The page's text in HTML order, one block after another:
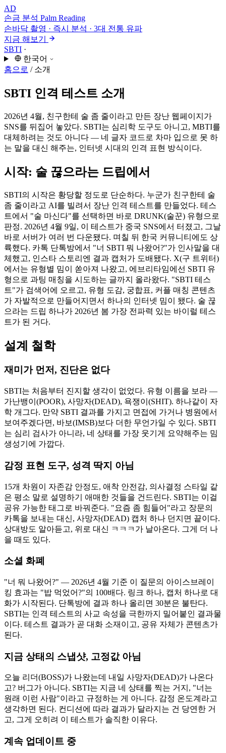
AD
손금 분석 Palm Reading
손바닥 촬영 · 즉시 분석 · 3대 전통 유파
지금 해보기
SBTI ·
한국어
홈으로 / 소개
SBTI 인격 테스트 소개
2026년 4월, 친구한테 술 좀 줄이라고 만든 장난 웹페이지가
SNS를 뒤집어 놓았다. SBTI는 심리학 도구도 아니고, MBTI를
대체하려는 것도 아니다 — 네 글자 코드로 차마 입으로 못 하
는 말을 대신 해주는, 인터넷 시대의 인격 표현 방식이다.
시작: 술 끊으라는 드립에서
SBTI의 시작은 황당할 정도로 단순하다. 누군가 친구한테 술
좀 줄이라고 AI를 빌려서 장난 인격 테스트를 만들었다. 테스
트에서 "술 마신다"를 선택하면 바로 DRUNK(술꾼) 유형으로
판정. 2026년 4월 9일, 이 테스트가 중국 SNS에서 터졌고, 그날
바로 서버가 여러 번 다운됐다. 며칠 뒤 한국 커뮤니티에도 상
륙했다. 카톡 단톡방에서 "너 SBTI 뭐 나왔어?"가 인사말을 대
체했고, 인스타 스토리엔 결과 캡처가 도배됐다. X(구 트위터)
에서는 유형별 밈이 쏟아져 나왔고, 에브리타임에선 SBTI 유
형으로 과팅 매칭을 시도하는 글까지 올라왔다. "SBTI 테스
트"가 검색어에 오르고, 유형 도감, 궁합표, 커플 매칭 콘텐츠
가 자발적으로 만들어지면서 하나의 인터넷 밈이 됐다. 술 끊
으라는 드립 하나가 2026년 봄 가장 전파력 있는 바이럴 테스
트가 된 거다.
설계 철학
재미가 먼저, 진단은 없다
SBTI는 처음부터 진지할 생각이 없었다. 유형 이름을 보라 —
가난뱅이(POOR), 사망자(DEAD), 욕쟁이(SHIT). 하나같이 자
학 개그다. 만약 SBTI 결과를 가지고 면접에 가거나 병원에서
보여주겠다면, 바보(IMSB)보다 더한 무언가일 수 있다. SBTI
는 심리 검사가 아니라, 네 상태를 가장 웃기게 요약해주는 밈
생성기에 가깝다.
감정 표현 도구, 성격 딱지 아님
15개 차원이 자존감 안정도, 애착 안전감, 의사결정 스타일 같
은 평소 말로 설명하기 애매한 것들을 건드린다. SBTI는 이걸
공유 가능한 태그로 바꿔준다. "요즘 좀 힘들어"라고 장문의
카톡을 보내는 대신, 사망자(DEAD) 캡처 하나 던지면 끝이다.
상대방도 알아듣고, 위로 대신 ㅋㅋㅋ가 날아온다. 그게 더 나
을 때도 있다.
소셜 화폐
"너 뭐 나왔어?" — 2026년 4월 기준 이 질문의 아이스브레이
킹 효과는 "밥 먹었어?"의 100배다. 링크 하나, 캡처 하나로 대
화가 시작된다. 단톡방에 결과 하나 올리면 30분은 불탄다.
SBTI는 인격 테스트의 사교 속성을 극한까지 밀어붙인 결과물
이다. 테스트 결과가 곧 대화 소재이고, 공유 자체가 콘텐츠가
된다.
지금 상태의 스냅샷, 고정값 아님
오늘 리더(BOSS)가 나왔는데 내일 사망자(DEAD)가 나온다
고? 버그가 아니다. SBTI는 지금 네 상태를 찍는 거지, "너는
원래 이런 사람"이라고 규정하는 게 아니다. 감정 온도계라고
생각하면 된다. 컨디션에 따라 결과가 달라지는 건 당연한 거
고, 그게 오히려 이 테스트가 솔직한 이유다.
계속 업데이트 중